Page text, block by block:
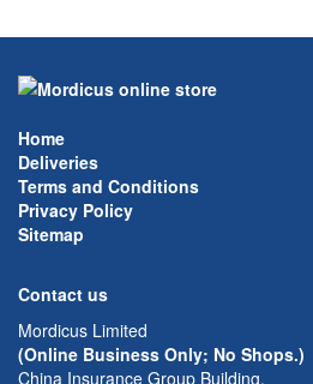
Home
Deliveries
Terms and Conditions
Privacy Policy
Sitemap
Contact us
Mordicus Limited
(Online Business Only; No Shops.)
China Insurance Group Building,